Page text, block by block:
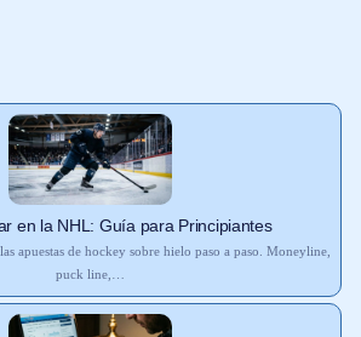
en la NHL: Guía para Principiantes
apuestas de hockey sobre hielo paso a paso. Moneyline,
puck line,…